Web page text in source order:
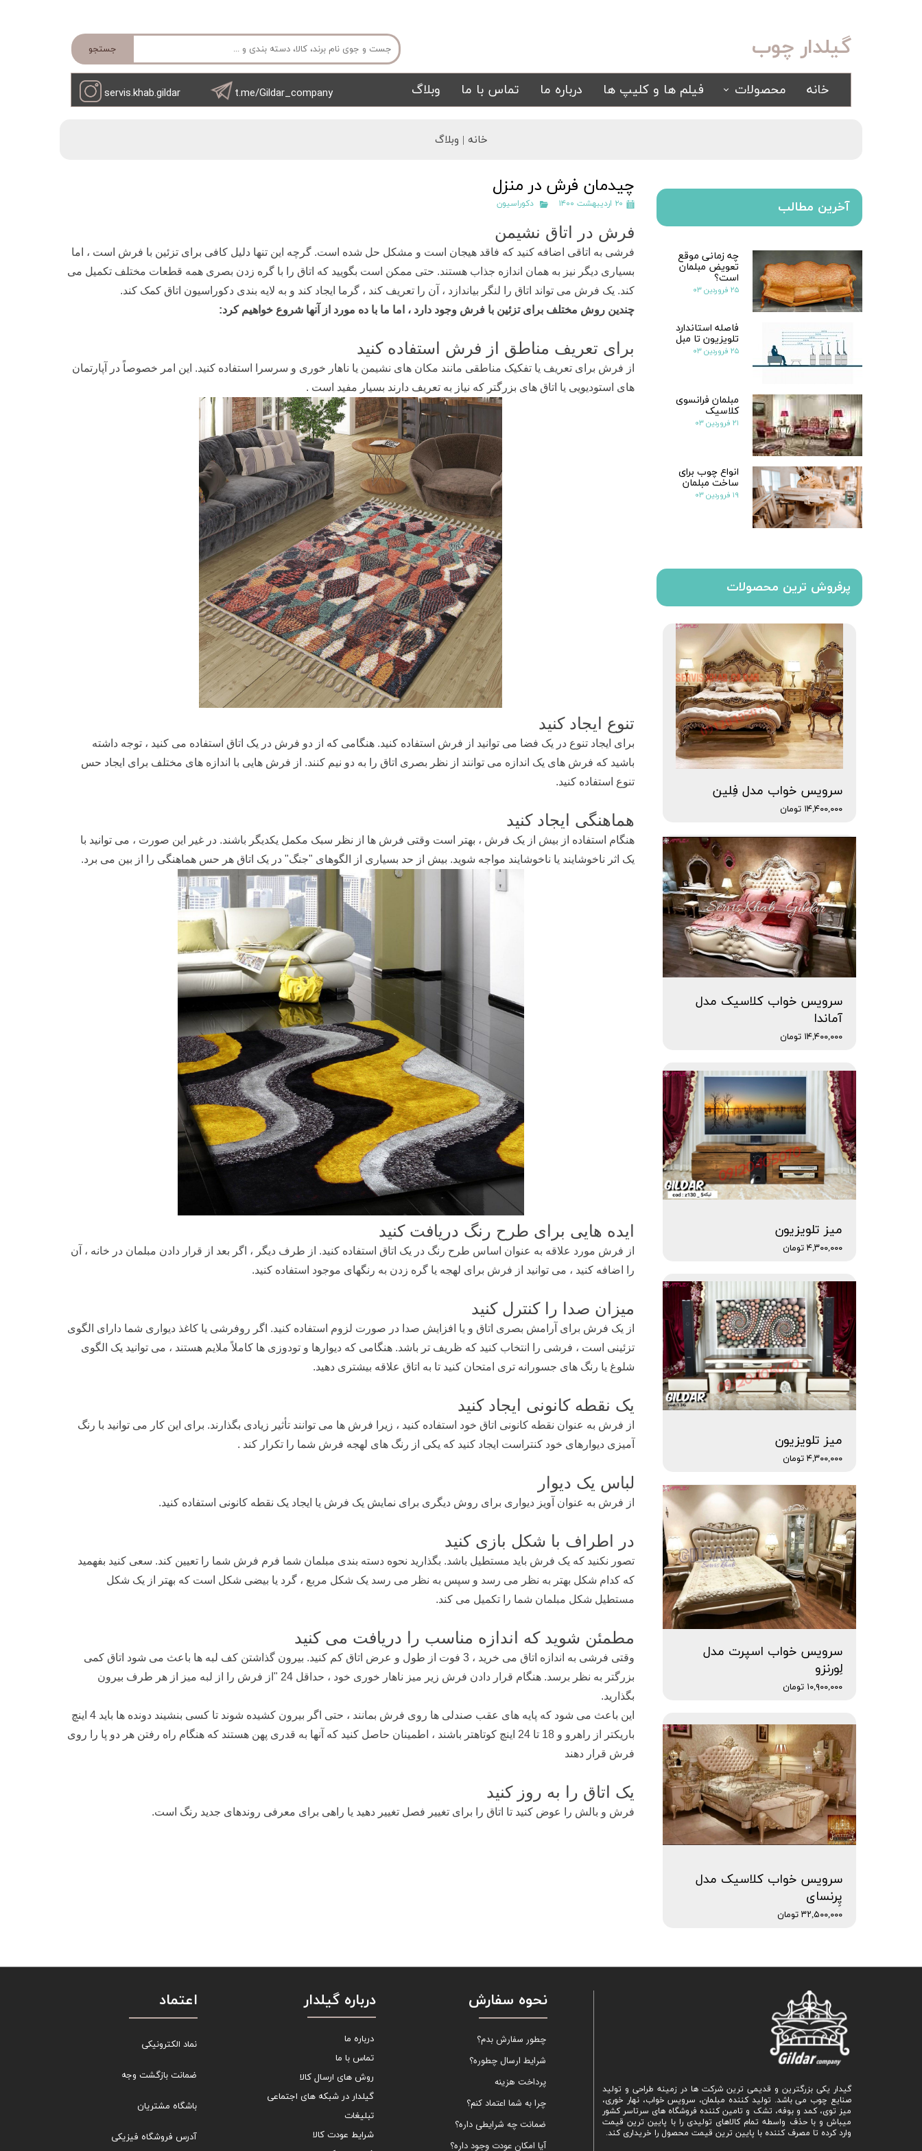
جستجو گیلدار چوب
خانه
محصولات
سرویس خواب آینه ای
سرویس خواب سفید
سیسمونی کمد و بوفه تشک تابلو
فیلم ها و کلیپ ها درباره ما تماس با ما وبلاگ t.me/Gildar_company
servis.khab.gildar
خانه | وبلاگ
چیدمان فرش در منزل
۲۰ اردیبهشت ۱۴۰۰ دکوراسیون
فرش در اتاق نشیمن
فرشی به اتاقی اضافه کنید که فاقد هیجان است و مشکل حل شده است. گرچه این تنها دلیل کافی برای تزئین با فرش است ، اما
بسیاری دیگر نیز به همان اندازه جذاب هستند. حتی ممکن است بگویید که اتاق را با گره زدن بصری همه قطعات مختلف تکمیل می
کند. یک فرش می تواند اتاق را لنگر بیاندازد ، آن را تعریف کند ، گرما ایجاد کند و به لایه بندی دکوراسیون اتاق کمک کند.
چندین روش مختلف برای تزئین با فرش وجود دارد ، اما ما با ده مورد از آنها شروع خواهیم کرد:
برای تعریف مناطق از فرش استفاده کنید
از فرش برای تعریف یا تفکیک مناطقی مانند مکان های نشیمن یا ناهار خوری و سرسرا استفاده کنید. این امر خصوصاً در آپارتمان
های استودیویی یا اتاق های بزرگتر که نیاز به تعریف دارند بسیار مفید است .
تنوع ایجاد کنید
برای ایجاد تنوع در یک فضا می توانید از فرش استفاده کنید. هنگامی که از دو فرش در یک اتاق استفاده می کنید ، توجه داشته
باشید که فرش های یک اندازه می توانند از نظر بصری اتاق را به دو نیم کنند. از فرش هایی با اندازه های مختلف برای ایجاد حس
تنوع استفاده کنید.
هماهنگی ایجاد کنید
هنگام استفاده از بیش از یک فرش ، بهتر است وقتی فرش ها از نظر سبک مکمل یکدیگر باشند. در غیر این صورت ، می توانید با
یک اثر ناخوشایند یا ناخوشایند مواجه شوید. بیش از حد بسیاری از الگوهای "جنگ" در یک اتاق هر حس هماهنگی را از بین می برد.
ایده هایی برای طرح رنگ دریافت کنید
از فرش مورد علاقه به عنوان اساس طرح رنگ در یک اتاق استفاده کنید. از طرف دیگر ، اگر بعد از قرار دادن مبلمان در خانه ، آن
را اضافه کنید ، می توانید از فرش برای لهجه یا گره زدن به رنگهای موجود استفاده کنید.
میزان صدا را کنترل کنید
از یک فرش برای آرامش بصری اتاق و یا افزایش صدا در صورت لزوم استفاده کنید. اگر روفرشی یا کاغذ دیواری شما دارای الگوی
تزئینی است ، فرشی را انتخاب کنید که ظریف تر باشد. هنگامی که دیوارها و تودوزی ها کاملاً ملایم هستند ، می توانید یک الگوی
شلوغ یا رنگ های جسورانه تری امتحان کنید تا به اتاق علاقه بیشتری دهید.
یک نقطه کانونی ایجاد کنید
از فرش به عنوان نقطه کانونی اتاق خود استفاده کنید ، زیرا فرش ها می توانند تأثیر زیادی بگذارند. برای این کار می توانید با رنگ
آمیزی دیوارهای خود کنتراست ایجاد کنید که یکی از رنگ های لهجه فرش شما را تکرار کند .
لباس یک دیوار
از فرش به عنوان آویز دیواری برای روش دیگری برای نمایش یک فرش یا ایجاد یک نقطه کانونی استفاده کنید.
در اطراف با شکل بازی کنید
تصور نکنید که یک فرش باید مستطیل باشد. بگذارید نحوه دسته بندی مبلمان شما فرم فرش شما را تعیین کند. سعی کنید بفهمید
که کدام شکل بهتر به نظر می رسد و سپس به نظر می رسد یک شکل مربع ، گرد یا بیضی شکل است که بهتر از یک شکل
مستطیل شکل مبلمان شما را تکمیل می کند.
مطمئن شوید که اندازه مناسب را دریافت می کنید
وقتی فرشی به اندازه اتاق می خرید ، 3 فوت از طول و عرض اتاق کم کنید. بیرون گذاشتن کف لبه ها باعث می شود اتاق کمی
بزرگتر به نظر برسد. هنگام قرار دادن فرش زیر میز ناهار خوری خود ، حداقل 24 "از فرش را از لبه میز از هر طرف بیرون
بگذارید.
این باعث می شود که پایه های عقب صندلی ها روی فرش بمانند ، حتی اگر بیرون کشیده شوند تا کسی بنشیند دونده ها باید 4 اینچ
باریکتر از راهرو و 18 تا 24 اینچ کوتاهتر باشند ، اطمینان حاصل کنید که آنها به قدری پهن هستند که هنگام راه رفتن هر دو پا را روی
فرش قرار دهند
یک اتاق را به روز کنید
فرش و بالش را عوض کنید تا اتاق را برای تغییر فصل تغییر دهید یا راهی برای معرفی روندهای جدید رنگ است.
سرویس خواب مدل فِلین
۱۴,۴۰۰,۰۰۰ تومان
سرویس خواب کلاسیک مدل
آماندا
۱۴,۴۰۰,۰۰۰ تومان
میز تلویزیون
۴,۳۰۰,۰۰۰ تومان
میز تلویزیون
۴,۳۰۰,۰۰۰ تومان
سرویس خواب اسپرت مدل
لِورنزو
۱۰,۹۰۰,۰۰۰ تومان
سرویس خواب کلاسیک مدل
پِرنسای
۳۲,۵۰۰,۰۰۰ تومان
پرفروش ترین محصولات
آخرین مطالب
چه زمانی موقع
تعویض مبلمان
است؟
۲۵ فروردین ۰۳
فاصله استاندارد
تلویزیون تا مبل
۲۵ فروردین ۰۳
مبلمان فرانسوی
کلاسیک
۲۱ فروردین ۰۳
انواع چوب برای
ساخت مبلمان
۱۹ فروردین ۰۳
گیدار یکی بزرگترین و قدیمی ترین شرکت ها در زمینه طراحی و تولید
صنایع چوب می باشد. تولید کننده مبلمان، سرویس خواب، نهار خوری،
میز توی، کمد و بوفه، تشک و تامین کننده فروشگاه های سرتاسر کشور
میباش و با حذف واسطه تمام کالاهای تولیدی را با پایین ترین قیمت
وارد کرده تا مصرف کننده با پایین ترین قیمت محصول را خریداری کند.
نحوه سفارش
چطور سفارش بدم؟
شرایط ارسال چطوره؟
پرداخت هزینه
چرا به شما اعتماد کنم؟
ضمانت چه شرایطی داره؟
آیا امکان عودت وجود داره؟
اعتماد
نماد الکترونیکی
ضمانت بازگشت وجه
باشگاه مشتریان
آدرس فروشگاه فیزیکی
درباره گیلدار
درباره ما
تماس با ما
روش های ارسال کالا
گیلدار در شبکه های اجتماعی
تبلیغات
شرایط عودت کالا